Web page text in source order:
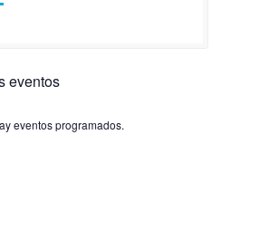
eventos
eventos programados.